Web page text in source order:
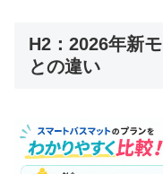
H2：2026年新
との違い